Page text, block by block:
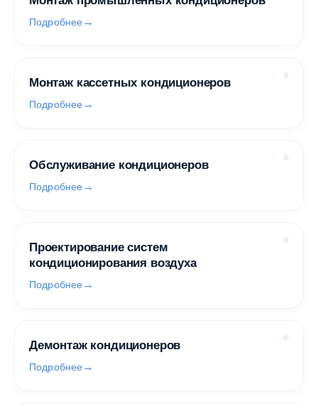
Подробнее
Монтаж кассетных кондиционеров
Подробнее
Обслуживание кондиционеров
Подробнее
Проектирование систем
кондиционирования воздуха
Подробнее
Демонтаж кондиционеров
Подробнее